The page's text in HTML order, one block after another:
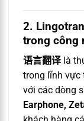
2.
trong công
语言翻译là
trong lĩnh vực
với các dòng
Earphone,